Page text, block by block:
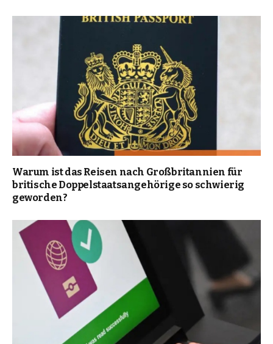
Warum ist das Reisen nach Großbritannien für
britische Doppelstaatsangehörige so schwierig
geworden?